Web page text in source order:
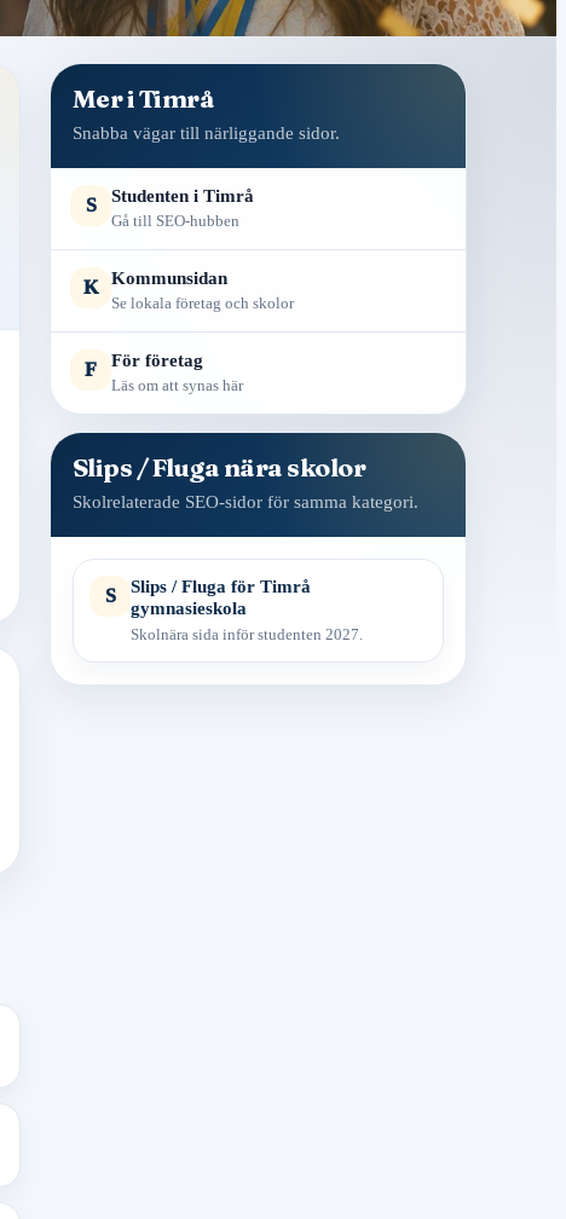
Mer i Timrå
Snabba vägar till närliggande sidor.
S Studenten i Timrå
Gå till SEO-hubben
K Kommunsidan
Se lokala företag och skolor
F För företag
Läs om att synas här
Slips / Fluga nära skolor
Skolrelaterade SEO-sidor för samma kategori.
S
Slips / Fluga för Timrå
gymnasieskola
Skolnära sida inför studenten 2027.